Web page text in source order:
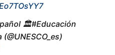
🏛️#Educación